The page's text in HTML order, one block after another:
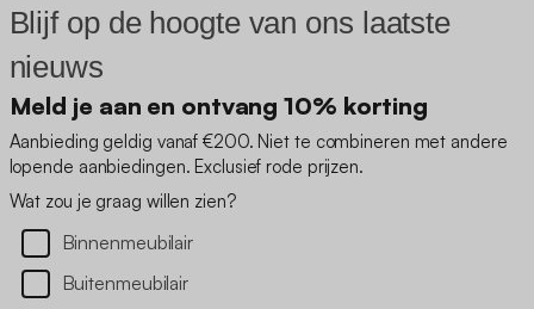
Blijf op de hoogte van ons laatste
nieuws
Meld je aan en ontvang 10% korting
Aanbieding geldig vanaf €200. Niet te combineren met andere
lopende aanbiedingen. Exclusief rode prijzen.
Wat zou je graag willen zien?
Binnenmeubilair
Buitenmeubilair